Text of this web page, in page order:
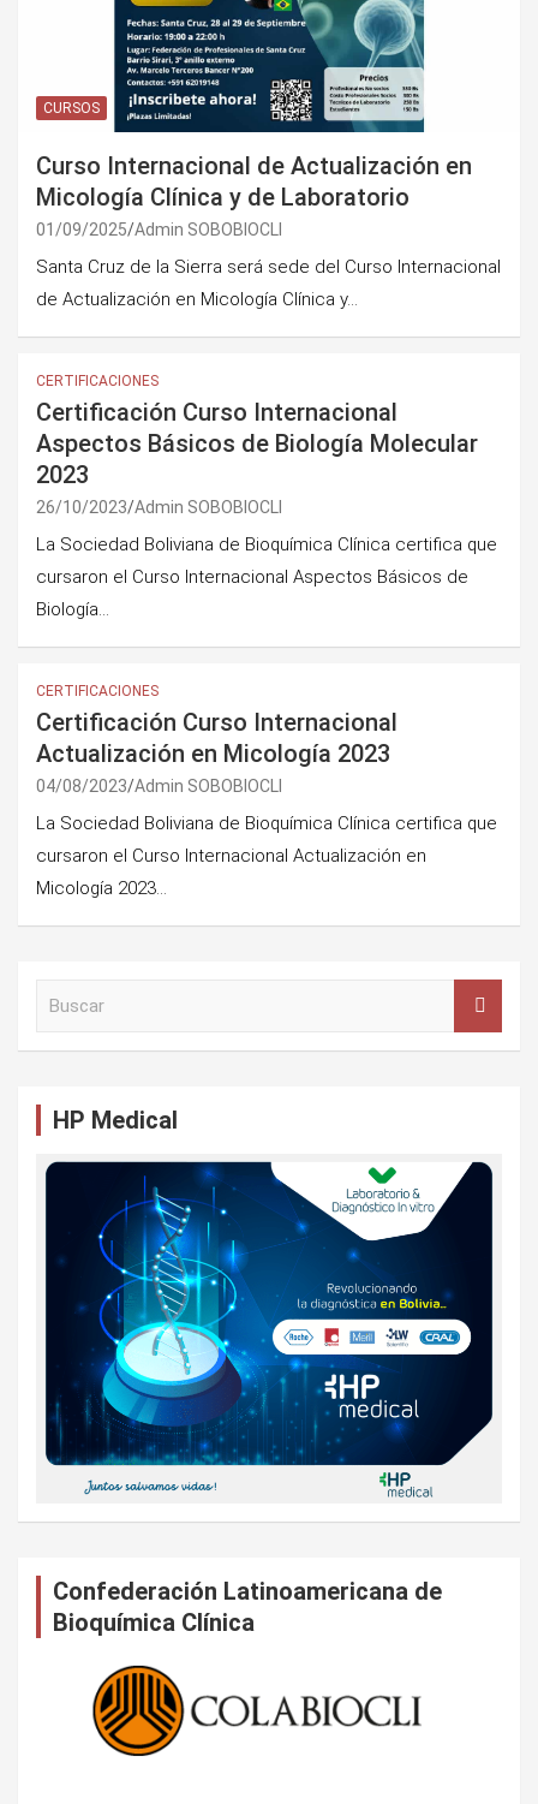
CURSOS
Curso Internacional de Actualización en
Micología Clínica y de Laboratorio
01/09/2025 Admin SOBOBIOCLI
Santa Cruz de la Sierra será sede del Curso Internacional
de Actualización en Micología Clínica y…
CERTIFICACIONES
Certificación Curso Internacional
Aspectos Básicos de Biología Molecular
2023
26/10/2023 Admin SOBOBIOCLI
La Sociedad Boliviana de Bioquímica Clínica certifica que
cursaron el Curso Internacional Aspectos Básicos de
Biología…
CERTIFICACIONES
Certificación Curso Internacional
Actualización en Micología 2023
04/08/2023 Admin SOBOBIOCLI
La Sociedad Boliviana de Bioquímica Clínica certifica que
cursaron el Curso Internacional Actualización en
Micología 2023…
HP Medical
Confederación Latinoamericana de
Bioquímica Clínica